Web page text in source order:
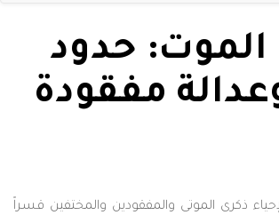
الموت: حدود
مفقودة
ذكرى الموتى والمفقودين والمختفين قسراً